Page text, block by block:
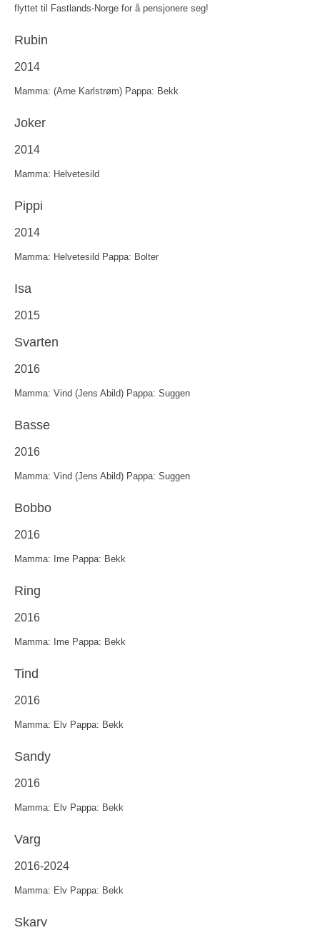
flyttet til Fastlands-Norge for å pensjonere seg!
Rubin
2014
Mamma: (Arne Karlstrøm) Pappa: Bekk
Joker
2014
Mamma: Helvetesild
Pippi
2014
Mamma: Helvetesild Pappa: Bolter
Isa
2015
Svarten
2016
Mamma: Vind (Jens Abild) Pappa: Suggen
Basse
2016
Mamma: Vind (Jens Abild) Pappa: Suggen
Bobbo
2016
Mamma: Ime Pappa: Bekk
Ring
2016
Mamma: Ime Pappa: Bekk
Tind
2016
Mamma: Elv Pappa: Bekk
Sandy
2016
Mamma: Elv Pappa: Bekk
Varg
2016-2024
Mamma: Elv Pappa: Bekk
Skarv